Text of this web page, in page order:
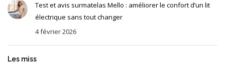
Test et avis surmatelas Mello : améliorer le confort d’un lit
électrique sans tout changer
4 février 2026
Les miss